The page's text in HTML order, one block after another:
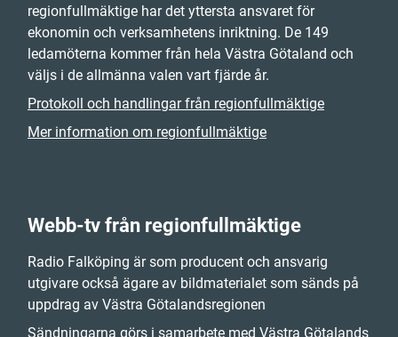
regionfullmäktige har det yttersta ansvaret för
ekonomin och verksamhetens inriktning. De 149
ledamöterna kommer från hela Västra Götaland och
väljs i de allmänna valen vart fjärde år.
Protokoll och handlingar från regionfullmäktige
Mer information om regionfullmäktige
Webb-tv från regionfullmäktige
Radio Falköping är som producent och ansvarig
utgivare också ägare av bildmaterialet som sänds på
uppdrag av Västra Götalandsregionen
Sändningarna görs i samarbete med Västra Götalands